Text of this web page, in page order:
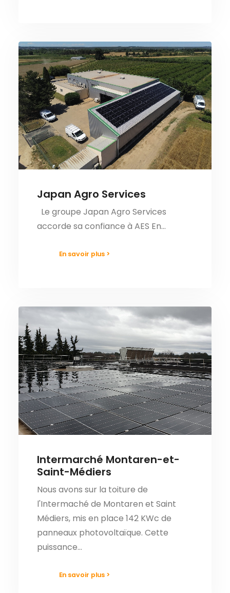
Japan Agro Services
Le groupe Japan Agro Services
accorde sa confiance à AES En…
En savoir plus >
Intermarché Montaren-et-
Saint-Médiers
Nous avons sur la toiture de
l'Intermaché de Montaren et Saint
Médiers, mis en place 142 KWc de
panneaux photovoltaïque. Cette
puissance…
En savoir plus >